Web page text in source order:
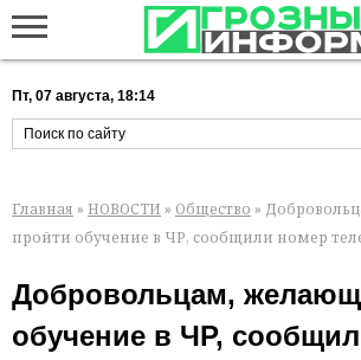
Пт, 07 августа, 18:14
Главная » НОВОСТИ » Общество »
пройти обучение в ЧР, сообщили номер
Добровольцам,
обучение в ЧР,